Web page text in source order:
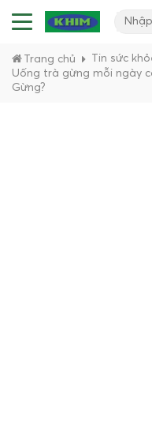
Trang chủ
Tin sức
Uống trà gừng mỗi ngày
Gừng?